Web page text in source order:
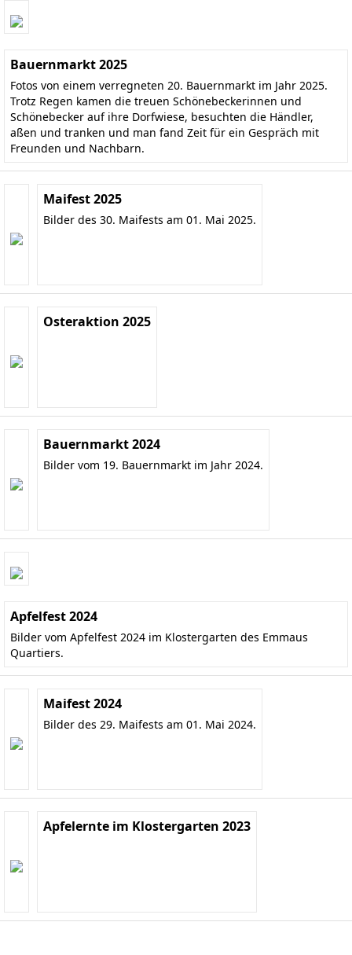
Bauernmarkt 2025
Fotos von einem verregneten 20. Bauernmarkt im Jahr 2025.
Trotz Regen kamen die treuen Schönebeckerinnen und
Schönebecker auf ihre Dorfwiese, besuchten die Händler,
aßen und tranken und man fand Zeit für ein Gespräch mit
Freunden und Nachbarn.
Maifest 2025
Bilder des 30. Maifests am 01. Mai 2025.
Osteraktion 2025
Bauernmarkt 2024
Bilder vom 19. Bauernmarkt im Jahr 2024.
Apfelfest 2024
Bilder vom Apfelfest 2024 im Klostergarten des Emmaus
Quartiers.
Maifest 2024
Bilder des 29. Maifests am 01. Mai 2024.
Apfelernte im Klostergarten 2023